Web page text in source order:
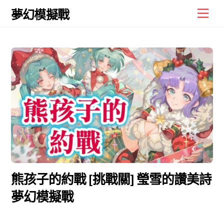
Skip
夢幻模擬戰
熊孩子的約戰 [挑戰關] 瑩雪的讚美詩
夢幻模擬戰